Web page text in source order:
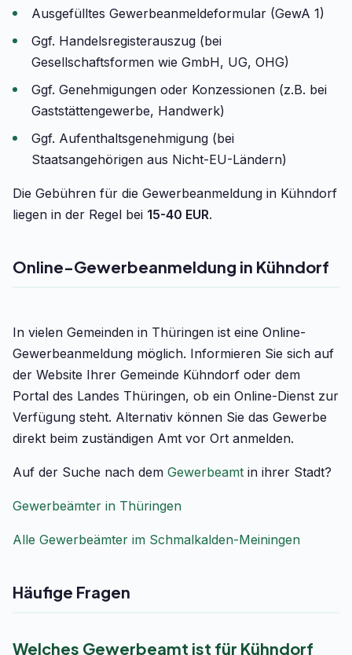
Ausgefülltes Gewerbeanmeldeformular (GewA 1)
Ggf. Handelsregisterauszug (bei
Gesellschaftsformen wie GmbH, UG, OHG)
Ggf. Genehmigungen oder Konzessionen (z.B. bei
Gaststättengewerbe, Handwerk)
Ggf. Aufenthaltsgenehmigung (bei
Staatsangehörigen aus Nicht-EU-Ländern)
Die Gebühren für die Gewerbeanmeldung in Kühndorf
liegen in der Regel bei 15-40 EUR.
Online-Gewerbeanmeldung in Kühndorf
In vielen Gemeinden in Thüringen ist eine Online-
Gewerbeanmeldung möglich. Informieren Sie sich auf
der Website Ihrer Gemeinde Kühndorf oder dem
Portal des Landes Thüringen, ob ein Online-Dienst zur
Verfügung steht. Alternativ können Sie das Gewerbe
direkt beim zuständigen Amt vor Ort anmelden.
Auf der Suche nach dem Gewerbeamt in ihrer Stadt?
Gewerbeämter in Thüringen
Alle Gewerbeämter im Schmalkalden-Meiningen
Häufige Fragen
Welches Gewerbeamt ist für Kühndorf